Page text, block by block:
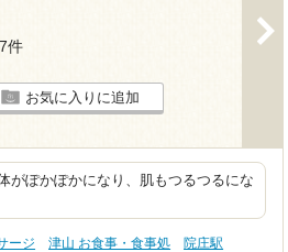
件
お気に入りに追加
がぽかぽかになり、肌もつるつるにな
ージ 津山 お食事・食事処
院庄駅